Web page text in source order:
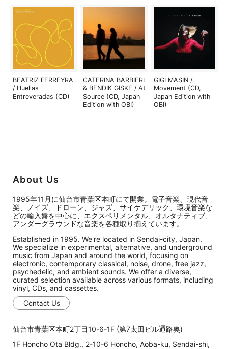
BEATRIZ FERREYRA
/ Huellas
Entreveradas (CD)
CATERINA BARBIERI
& BENDIK GISKE / At
Source (CD, Japan
Edition with OBI)
GIGI MASIN /
Movement (CD,
Japan Edition with
OBI)
About Us
1995年11月に仙台市青葉区本町にて開業。電子音楽、現代音
楽、ノイズ、ドローン、ジャズ、サイケデリック、環境音楽な
どの輸入盤を中心に、エクスペリメンタル、オルタナティブ、
アンダーグラウンドな音楽を各種取り揃えています。
Established in 1995. We're located in Sendai-city, Japan.
We specialize in experimental, alternative, and underground
music from Japan and around the world, focusing on
electronic, contemporary classical, noise, drone, free jazz,
psychedelic, and ambient sounds. We offer a diverse,
curated selection available across various formats, including
vinyl, CDs, and cassettes.
Contact Us
仙台市青葉区本町2丁目10-6-1F (第7太田ビル通路奥)
1F Honcho Ota Bldg., 2-10-6 Honcho, Aoba-ku, Sendai-shi,